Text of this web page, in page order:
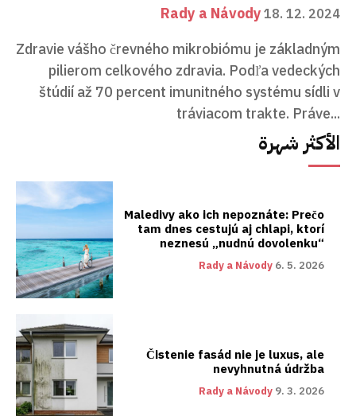
Rady a Návody18. 12. 2024
Zdravie vášho črevného mikrobiómu je základným
pilierom celkového zdravia. Podľa vedeckých
štúdií až 70 percent imunitného systému sídli v
tráviacom trakte. Práve...
الأكثر شهرة
Maledivy ako ich nepoznáte: Prečo
tam dnes cestujú aj chlapi, ktorí
neznesú „nudnú dovolenku“
Rady a Návody 6. 5. 2026
Čistenie fasád nie je luxus, ale
nevyhnutná údržba
Rady a Návody 9. 3. 2026